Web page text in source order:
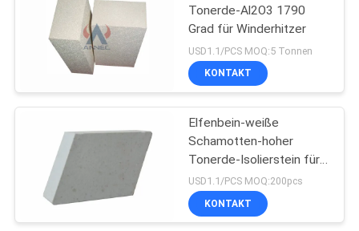
Mullite
Isolationsziegel
Tonerde-Al2O3 1790
Grad für Winderhitzer
USD1.1/PCS MOQ:5 Tonnen
KONTAKT
Elfenbein-weiße
Schamotten-hoher
Tonerde-Isolierstein für
HBS
USD1.1/PCS MOQ:200pcs
KONTAKT